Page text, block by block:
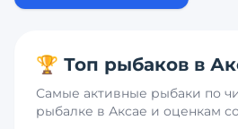
🏆 Топ рыбаков в
Самые активные рыбаки по
рыбалке в Аксае и оценкам